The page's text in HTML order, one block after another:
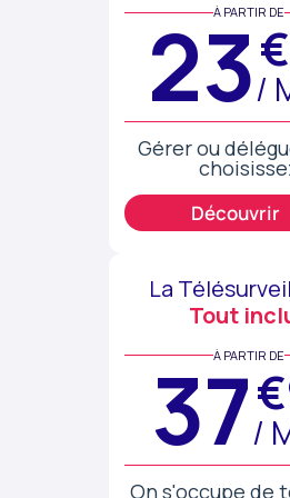
À PARTIR DE
23/
Gérer ou
Découvrir
La
Tout
À PARTIR DE
37/
On s'occupe de